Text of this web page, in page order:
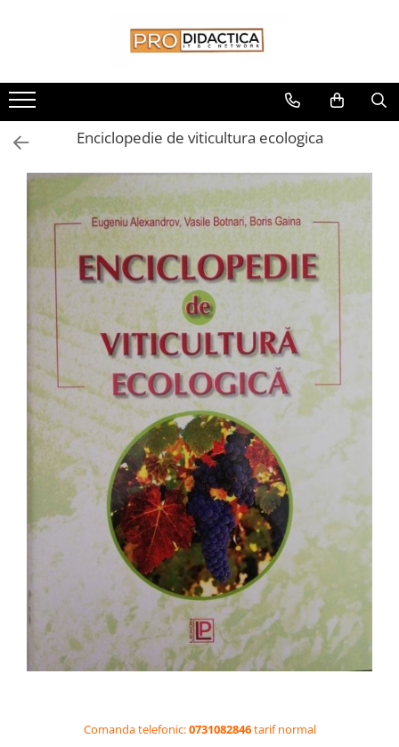
Oferta PNRR/PNRAS
Pachete Echipamente Sali Clasa
Pachete Echipamente Sala Clasa
Table/Display-uri Interactive
Table Interactive
Display-uri Interactive
Suporti/Standuri/Accesorii
Imprimante si Multifunctionale
Imprimante si Scanere 3D
Imprimante 3D
Creioane 3D
Accesorii 3D
Camere Documente
Videoproiectoare si Accesorii
Videoproiectoare
Accesorii
Videoconferinta si Colaborare
Camere Videoconferinta
Boxe si Soundbar
Tehnologie Educationala
Ochelari VR-3D
Kit Robotic Educational
Software Educational
Table Interactive
Enciclopedie de viticultura ecologica
Comanda telefonic:0731082846tarif normal